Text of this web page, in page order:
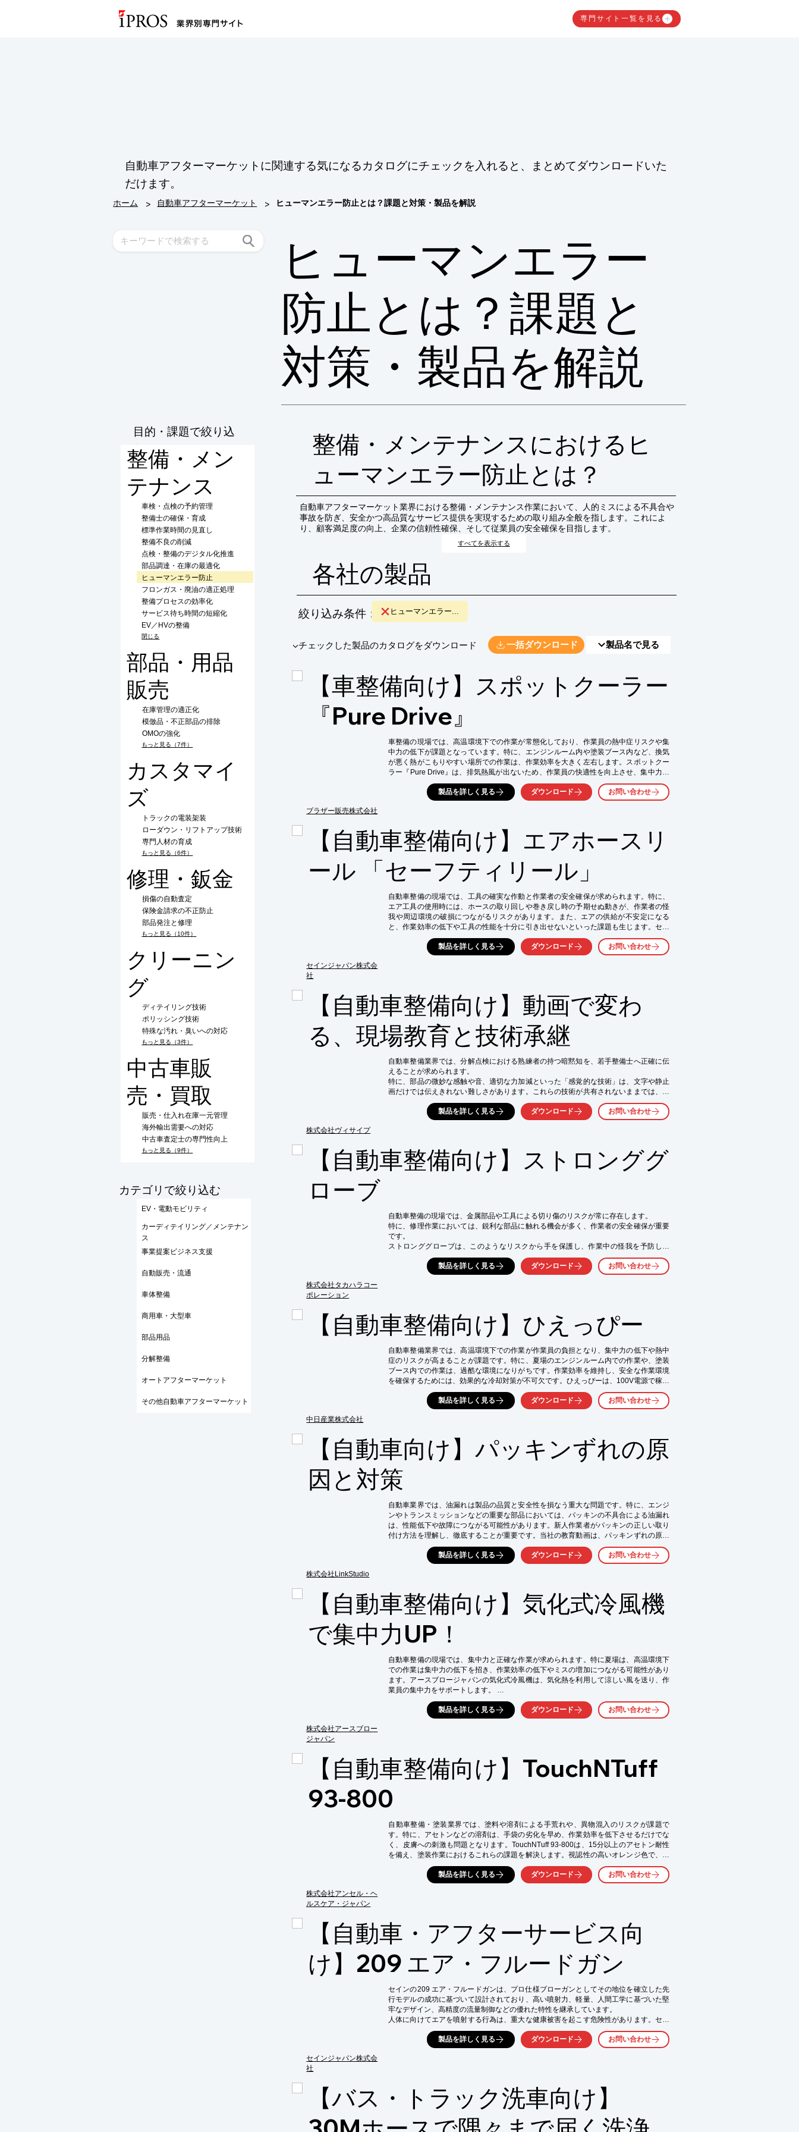
専門サイト一覧を見る
自動車アフターマーケットに関連する気になるカタログにチェックを入れると、まとめてダウンロードいた
だけます。
ホーム > 自動車アフターマーケット > ヒューマンエラー防止とは？課題と対策・製品を解説
ヒューマンエラー
防止とは？課題と
対策・製品を解説
目的・課題で絞り込
む
整備・メン
テナンス
車検・点検の予約管理
整備士の確保・育成
標準作業時間の見直し
整備不良の削減
点検・整備のデジタル化推進
部品調達・在庫の最適化
ヒューマンエラー防止
フロンガス・廃油の適正処理
整備プロセスの効率化
サービス待ち時間の短縮化
EV／HVの整備
閉じる
部品・用品
販売
在庫管理の適正化
模倣品・不正部品の排除
OMOの強化
もっと見る（7件）
カスタマイ
ズ
トラックの電装架装
ローダウン・リフトアップ技術
専門人材の育成
もっと見る（6件）
修理・鈑金
損傷の自動査定
保険金請求の不正防止
部品発注と修理
もっと見る（10件）
クリーニン
グ
ディテイリング技術
ポリッシング技術
特殊な汚れ・臭いへの対応
もっと見る（3件）
中古車販
売・買取
販売・仕入れ在庫一元管理
海外輸出需要への対応
中古車査定士の専門性向上
もっと見る（9件）
​カテゴリで絞り込む
EV・電動モビリティ
カーディテイリング／メンテナン
ス
事業提案ビジネス支援
自動販売・流通
車体整備
商用車・大型車
部品用品
分解整備
オートアフターマーケット
その他自動車アフターマーケット
整備・メンテナンスにおけるヒ
ューマンエラー防止とは？
自動車アフターマーケット業界における整備・メンテナンス作業において、人的ミスによる不具合や
事故を防ぎ、安全かつ高品質なサービス提供を実現するための取り組み全般を指します。これによ
り、顧客満足度の向上、企業の信頼性確保、そして従業員の安全確保を目指します。
すべてを表示する
各社の製品
絞り込み条件： ヒューマンエラー...
​▼チェックした製品のカタログをダウンロード 一括ダウンロード 製品名で見る
【車整備向け】スポットクーラー
『Pure Drive』
ブラザー販売株式会社
車整備の現場では、高温環境下での作業が常態化しており、作業員の熱中症リスクや集
中力の低下が課題となっています。特に、エンジンルーム内や塗装ブース内など、換気
が悪く熱がこもりやすい場所での作業は、作業効率を大きく左右します。スポットクー
ラー『Pure Drive』は、排気熱風が出ないため、作業員の快適性を向上させ、集中力を
維持することで、作業効率の向上に貢献します。
【活用シーン】
・タイヤ交換作業
・エアコン修理作業
・作業員の熱中症リスクを軽減
・作業効率の向上
・省エネによるコスト削減
製品を詳しく見る ダウンロード お問い合わせ
【自動車整備向け】エアホースリ
ール 「セーフティリール」
セインジャパン株式会
社
自動車整備の現場では、工具の確実な作動と作業者の安全確保が求められます。特に、
エア工具の使用時には、ホースの取り回しや巻き戻し時の予期せぬ動きが、作業者の怪
我や周辺環境の破損につながるリスクがあります。また、エアの供給が不安定になる
と、作業効率の低下や工具の性能を十分に引き出せないといった課題も生じます。セイ
ンの「セーフティリール」は、これらの課題に対応し、安全かつ効率的な作業環境の実
現を支援します。
・エア工具使用時のホースの暴れ抑制
・整備工場内の整理整頓
【導入の効果】
・作業者の安全確保（ホース暴れ抑制、躓き防止）
・工具の性能を最大限に引き出し、作業効率向上
・ホースの長寿命化によるコスト削減
製品を詳しく見る ダウンロード お問い合わせ
【自動車整備向け】動画で変わ
る、現場教育と技術承継
株式会社ヴィサイプ
自動車整備業界では、分解点検における熟練者の持つ暗黙知を、若手整備士へ正確に伝
えることが求められます。
特に、部品の微妙な感触や音、適切な力加減といった「感覚的な技術」は、文字や静止
画だけでは伝えきれない難しさがあります。これらの技術が共有されないままでは、整
備品質のばらつきや、技術者の育成に時間がかかるといった課題が生じかねません。
当社の動画を活用した技術承継ソリューションは、こうした現場の課題に対し、感覚的
な技術を視覚的に、かつ分かりやすく伝えることで、効率的な人材育成と技術の標準化
【活用シーン】
・分解点検の手順と注意点の共有
・特殊工具の使用方法の習得
・新人整備士の早期戦力化
・整備品質の均一化と向上
・ベテラン整備士のノウハウ継承促進
・教育コストの削減
製品を詳しく見る ダウンロード お問い合わせ
【自動車整備向け】ストロンググ
ローブ
株式会社タカハラコー
ポレーション
自動車整備の現場では、金属部品や工具による切り傷のリスクが常に存在します。
特に、修理作業においては、鋭利な部品に触れる機会が多く、作業者の安全確保が重要
です。
ストロンググローブは、このようなリスクから手を保護し、作業中の怪我を予防しま
【活用シーン】
・オイル交換
【導入の効果】
・作業効率の向上
・作業者の安全意識向上
製品を詳しく見る ダウンロード お問い合わせ
【自動車整備向け】ひえっぴー
中日産業株式会社
自動車整備業界では、高温環境下での作業が作業員の負担となり、集中力の低下や熱中
症のリスクが高まることが課題です。特に、夏場のエンジンルーム内での作業や、塗装
ブース内での作業は、過酷な環境になりがちです。作業効率を維持し、安全な作業環境
を確保するためには、効果的な冷却対策が不可欠です。ひえっぴーは、100V電源で稼働
し、強力な冷風で作業員の体感温度を下げ、快適な作業環境を提供します。
【活用シーン】
・エンジンルーム内での作業
・タイヤ交換作業
【導入の効果】
・作業員の熱中症リスクを軽減
・集中力と作業効率の向上
・作業時間の短縮
製品を詳しく見る ダウンロード お問い合わせ
【自動車向け】パッキンずれの原
因と対策
株式会社LinkStudio
自動車業界では、油漏れは製品の品質と安全性を損なう重大な問題です。特に、エンジ
ンやトランスミッションなどの重要な部品においては、パッキンの不具合による油漏れ
は、性能低下や故障につながる可能性があります。新人作業者がパッキンの正しい取り
付け方法を理解し、徹底することが重要です。当社の教育動画は、パッキンずれの原因
と対策を分かりやすく解説し、品質向上に貢献します。
【活用シーン】
・ブレーキシステムの油漏れ対策
【導入の効果】
・油漏れによるクレームの減少
・製品の品質向上
・作業者のスキルアップ
※詳しくは資料をご覧ください。関連リンクからもご覧いただけます。
お問い合わせもお気軽にどうぞ。
製品を詳しく見る ダウンロード お問い合わせ
【自動車整備向け】気化式冷風機
で集中力UP！
株式会社アースブロー
ジャパン
自動車整備の現場では、集中力と正確な作業が求められます。特に夏場は、高温環境下
での作業は集中力の低下を招き、作業効率の低下やミスの増加につながる可能性があり
ます。アースブロージャパンの気化式冷風機は、気化熱を利用して涼しい風を送り、作
業員の集中力をサポートします。
【活用シーン】
・自動車整備工場
【導入の効果】
・集中力向上による作業効率アップ
・熱中症リスクの軽減
製品を詳しく見る ダウンロード お問い合わせ
【自動車整備向け】TouchNTuff
93-800
株式会社アンセル・ヘ
ルスケア・ジャパン
自動車整備・塗装業界では、塗料や溶剤による手荒れや、異物混入のリスクが課題で
す。特に、アセトンなどの溶剤は、手袋の劣化を早め、作業効率を低下させるだけでな
く、皮膚への刺激も問題となります。TouchNTuff 93-800は、15分以上のアセトン耐性
を備え、塗装作業におけるこれらの課題を解決します。視認性の高いオレンジ色で、異
物検知(FOD)性も向上し、安全で効率的な作業をサポートします。
【活用シーン】
【導入の効果】
・アセトンなどの溶剤から手を保護
・手袋の交換頻度を削減し、コスト削減
・異物混入のリスクを低減
・作業効率の向上
製品を詳しく見る ダウンロード お問い合わせ
【自動車・アフターサービス向
け】209 エア・フルードガン
セインジャパン株式会
社
セインの209 エア・フルードガンは、プロ仕様ブローガンとしてその地位を確立した先
行モデルの成功に基づいて設計されており、高い噴射力、軽量、人間工学に基づいた堅
牢なデザイン、高精度の流量制御などの優れた特性を継承しています。
人体に向けてエアを噴射する行為は、重大な健康被害を起こす危険性があります。セイ
ンのスターチップノズル付きブローガンは閉塞状態が生じた際に減圧するOSHA指令に
準拠した設計で事故を防止し、騒音レベルも低減します。
また、ハンドルとトリガーの両方にソフトグリップが一体化されたことにより、作業者
製品を詳しく見る ダウンロード お問い合わせ
【バス・トラック洗車向け】